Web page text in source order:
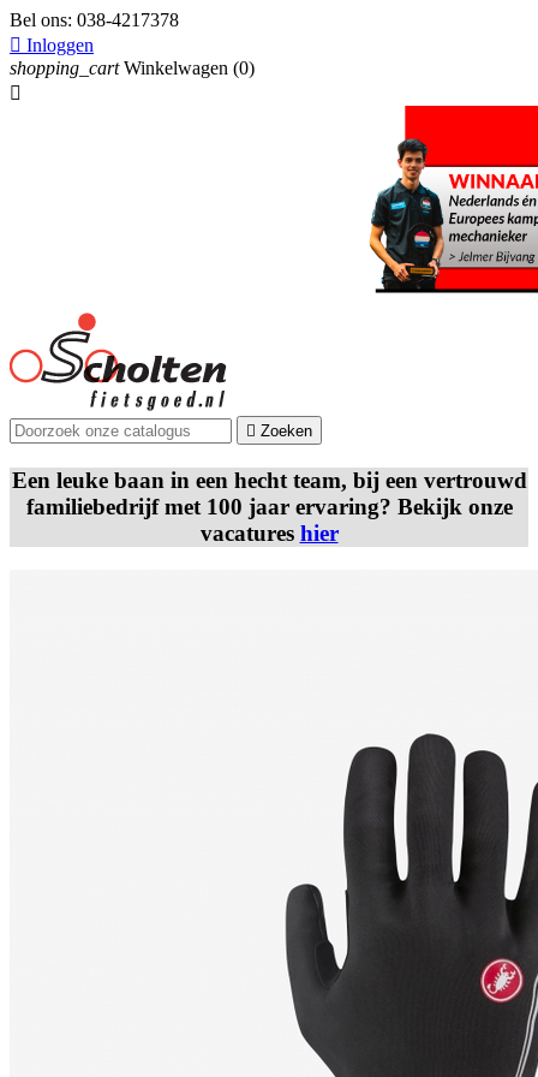
Bel ons: 038-4217378
 Inloggen
shopping_cart Winkelwagen (0)

 Zoeken
Een leuke baan in een hecht team, bij een vertrouwd
familiebedrijf met 100 jaar ervaring? Bekijk onze
vacatures hier